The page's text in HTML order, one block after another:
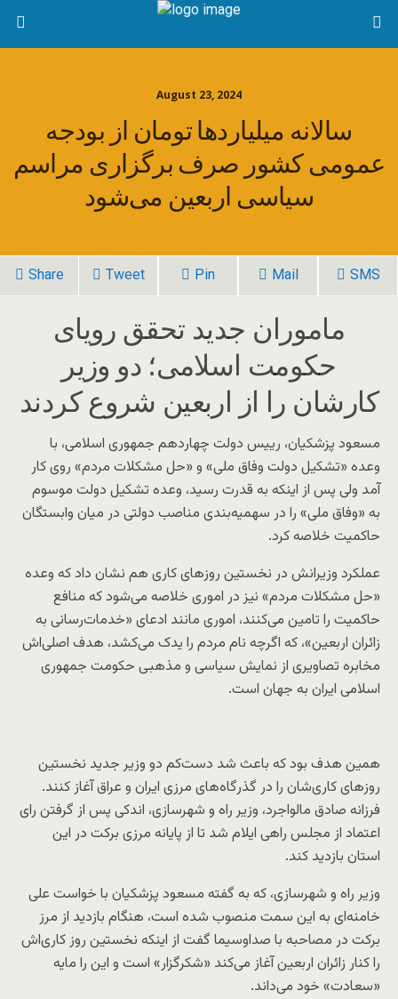
August 23, 2024
سالانه میلیاردها تومان از بودجه
عمومی کشور صرف برگزاری مراسم
سیاسی اربعین می‌شود
Share Tweet Pin Mail SMS
ماموران جدید تحقق رویای
حکومت اسلامی؛ دو وزیر
کارشان را از اربعین شروع کردند
مسعود پزشکیان، رییس دولت چهاردهم جمهوری اسلامی، با
وعده «تشکیل دولت وفاق ملی» و «حل مشکلات مردم» روی کار
آمد ولی پس از اینکه به قدرت رسید، وعده تشکیل دولت موسوم
به «وفاق ملی» را در سهمیه‌بندی مناصب دولتی در میان وابستگان
حاکمیت خلاصه کرد.
عملکرد وزیرانش در نخستین روزهای کاری هم نشان داد که وعده
«حل مشکلات مردم» نیز در اموری خلاصه می‌شود که منافع
حاکمیت را تامین می‌کنند، اموری مانند ادعای «خدمات‌رسانی به
زائران اربعین»، که اگرچه نام مردم را یدک می‌کشد، هدف اصلی‌اش
مخابره تصاویری از نمایش سیاسی و مذهبی حکومت جمهوری
اسلامی ایران به جهان است.
همین هدف بود که باعث شد دست‌کم دو وزیر جدید نخستین‌
روزهای کاری‌شان را در گذرگاه‌های مرزی ایران و عراق آغاز کنند.
فرزانه صادق مالواجرد، وزیر راه و شهرسازی، اندکی پس از گرفتن رای
اعتماد از مجلس راهی ایلام شد تا از پایانه مرزی برکت در این
استان بازدید کند.
وزیر راه و شهرسازی، که به گفته مسعود پزشکیان با خواست علی
خامنه‌ای به این سمت منصوب شده است، هنگام بازدید از مرز
برکت در مصاحبه‌ با صداوسیما گفت از اینکه نخستین روز کاری‌اش
را کنار زائران اربعین آغاز می‌کند «شکرگزار» است و این را مایه
«سعادت» خود می‌داند.